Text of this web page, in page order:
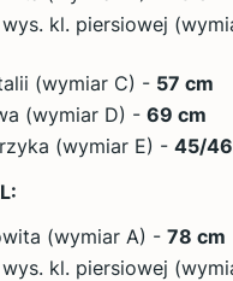
kl. piersiowej
(wymiar C) - 57 cm
(wymiar D) - 69 cm
(wymiar E) - 45/
(wymiar A) - 78 cm
kl. piersiowej